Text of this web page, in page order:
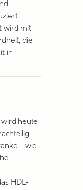
wird mit
die
in
wird heute
– wie
HDL-